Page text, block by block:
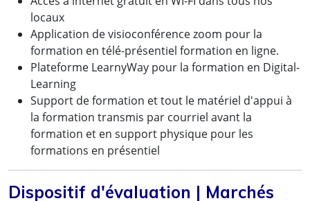
locaux
Application de visioconférence zoom pour la
formation en télé-présentiel formation en ligne.
Plateforme LearnyWay pour la formation en Digital-
Learning
Support de formation et tout le matériel d'appui à
la formation transmis par courriel avant la
formation et en support physique pour les
formations en présentiel
Dispositif d'évaluation | Marchés